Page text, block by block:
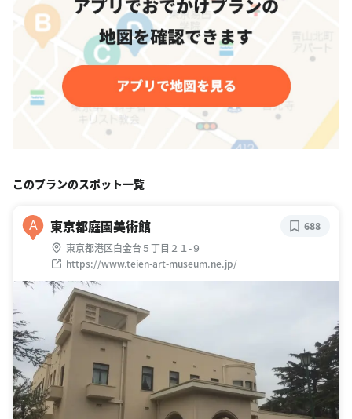
このプランのスポット一覧
A 東京都庭園美術館
東京都港区白金台５丁目２１-９
https://www.teien-art-museum.ne.jp/
688